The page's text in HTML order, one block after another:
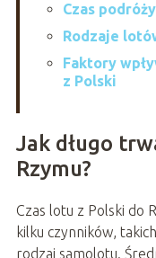
Czas
Rodzaje
Faktory
z Polski
Jak długo
Rzymu?
Czas lotu z Polski do
kilku czynników,
rodzaj samolotu.